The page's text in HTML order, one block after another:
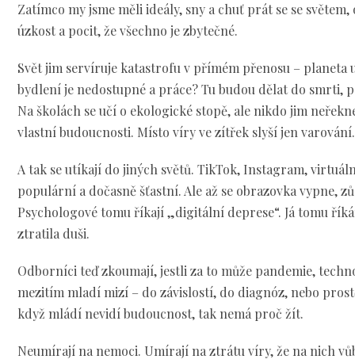
Zatímco my jsme měli ideály, sny a chuť prát se se
úzkost a pocit, že všechno je zbytečné.
Svět jim servíruje katastrofu v přímém přenosu – planeta
bydlení je nedostupné a práce? Tu budou dělat do smrti,
Na školách se učí o ekologické stopě, ale nikdo jim
vlastní budoucnosti. Místo víry ve zítřek slyší jen
A tak se utíkají do jiných světů. TikTok, Instagram,
populární a dočasně šťastní. Ale až se obrazovka vypne,
Psychologové tomu říkají „digitální deprese“. Já tomu
ztratila duši.
Odborníci teď zkoumají, jestli za to může pandemie,
mezitím mladí mizí – do závislostí, do diagnóz, nebo
když mládí nevidí budoucnost, tak nemá proč žít.
Neumírají na nemoci. Umírají na ztrátu víry, že na nich